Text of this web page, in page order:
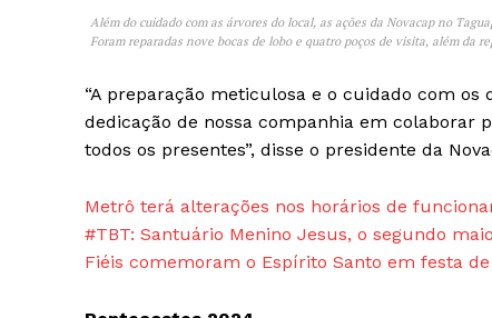
Além do cuidado com as árvores do local, as ações da Novacap no
Foram reparadas nove bocas de lobo e quatro poços de visita, além da
“A preparação meticulosa e o cuidado com
dedicação de nossa companhia em colaborar
todos os presentes”, disse o presidente da
Metrô terá alterações nos horários de
#TBT: Santuário Menino Jesus, o segundo
Fiéis comemoram o Espírito Santo em festa